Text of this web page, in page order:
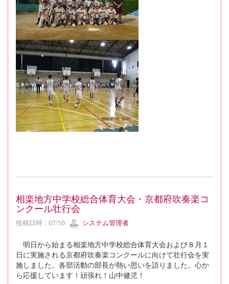
相楽地方中学校総合体育大会・京都府吹奏楽コ
ンクール壮行会
投稿日時 : 07/10 システム管理者
明日から始まる相楽地方中学校総合体育大会および８月１
日に実施される京都府吹奏楽コンクールに向けて壮行会を実
施しました。各部活動の部長が熱い思いを語りました。心か
ら応援しています！頑張れ！山中健児！